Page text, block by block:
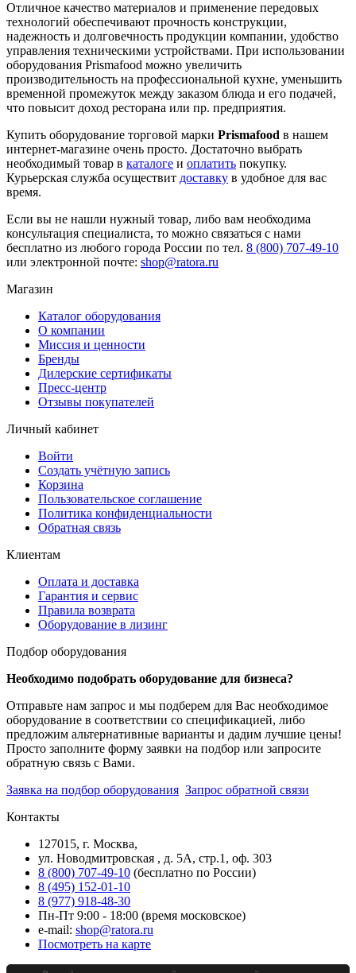
Отличное качество материалов и применение передовых
технологий обеспечивают прочность конструкции,
надежность и долговечность продукции компании, удобство
управления техническими устройствами. При использовании
оборудования Prismafood можно увеличить
производительность на профессиональной кухне, уменьшить
временной промежуток между заказом блюда и его подачей,
что повысит доход ресторана или пр. предприятия.
Купить оборудование торговой марки Prismafood в нашем
интернет-магазине очень просто. Достаточно выбрать
необходимый товар в каталоге и оплатить покупку.
Курьерская служба осуществит доставку в удобное для вас
время.
Если вы не нашли нужный товар, либо вам необходима
консультация специалиста, то можно связаться с нами
бесплатно из любого города России по тел. 8 (800) 707-49-10
или электронной почте: shop@ratora.ru
Магазин
Каталог оборудования
О компании
Миссия и ценности
Бренды
Дилерские сертификаты
Пресс-центр
Отзывы покупателей
Личный кабинет
Войти
Создать учётную запись
Корзина
Пользовательское соглашение
Политика конфиденциальности
Обратная связь
Клиентам
Оплата и доставка
Гарантия и сервис
Правила возврата
Оборудование в лизинг
Подбор оборудования
Необходимо подобрать оборудование для бизнеса?
Отправьте нам запрос и мы подберем для Вас необходимое
оборудование в соответствии со спецификацией, либо
предложим альтернативные варианты и дадим лучшие цены!
Просто заполните форму заявки на подбор или запросите
обратную связь с Вами.
Заявка на подбор оборудования Запрос обратной связи
Контакты
127015, г. Москва,
ул. Новодмитровская , д. 5А, стр.1, оф. 303
8 (800) 707-49-10 (бесплатно по России)
8 (495) 152-01-10
8 (977) 918-48-30
Пн-Пт 9:00 - 18:00 (время московское)
e-mail: shop@ratora.ru
Посмотреть на карте